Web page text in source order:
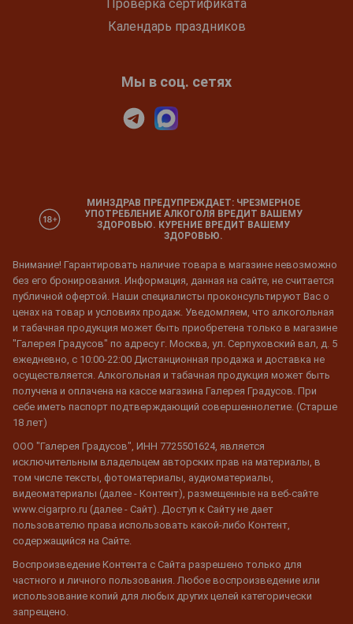
Проверка сертификата
Календарь праздников
Мы в соц. сетях
МИНЗДРАВ ПРЕДУПРЕЖДАЕТ: ЧРЕЗМЕРНОЕ
УПОТРЕБЛЕНИЕ АЛКОГОЛЯ ВРЕДИТ ВАШЕМУ
ЗДОРОВЬЮ. КУРЕНИЕ ВРЕДИТ ВАШЕМУ
ЗДОРОВЬЮ.
Внимание! Гарантировать наличие товара в магазине невозможно
без его бронирования. Информация, данная на сайте, не считается
публичной офертой. Наши специалисты проконсультируют Вас о
ценах на товар и условиях продаж. Уведомляем, что алкогольная
и табачная продукция может быть приобретена только в магазине
"Галерея Градусов" по адресу г. Москва, ул. Серпуховский вал, д. 5
ежедневно, с 10:00-22:00 Дистанционная продажа и доставка не
осуществляется. Алкогольная и табачная продукция может быть
получена и оплачена на кассе магазина Галерея Градусов. При
себе иметь паспорт подтверждающий совершеннолетие. (Старше
18 лет)
ООО "Галерея Градусов", ИНН 7725501624, является
исключительным владельцем авторских прав на материалы, в
том числе тексты, фотоматериалы, аудиоматериалы,
видеоматериалы (далее - Контент), размещенные на веб-сайте
www.cigarpro.ru (далее - Сайт). Доступ к Сайту не дает
пользователю права использовать какой-либо Контент,
содержащийся на Сайте.
Воспроизведение Контента с Сайта разрешено только для
частного и личного пользования. Любое воспроизведение или
использование копий для любых других целей категорически
запрещено.